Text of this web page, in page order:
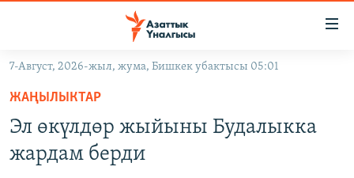
Навигацияга
өтүңүз
Издөөгө
салыңызКЫРГЫЗСТАН
УКРАИНА
7-Август, 2026-жыл, жума, Бишкек убактысы 05:01
ЖАҢЫЛЫКТАР
Эл өкүлдөр жыйыны Будалыкка
жардам берди